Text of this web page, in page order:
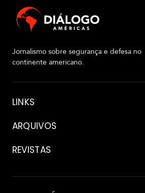
Jornalismo sobre segurança e defesa no
continente americano.
Sobre
LINKS
ARQUIVOS
REVISTAS